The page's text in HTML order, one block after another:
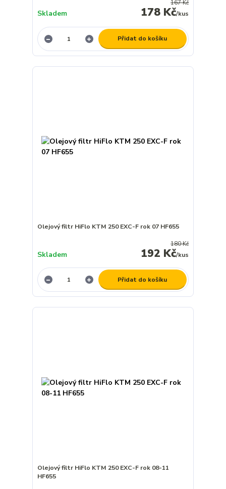
167 Kč
178 Kč/kus
Skladem
Přidat do košíku
Olejový filtr HiFlo KTM 250 EXC-F rok 07 HF655
180 Kč
192 Kč/kus
Skladem
Přidat do košíku
Olejový filtr HiFlo KTM 250 EXC-F rok 08-11
HF655